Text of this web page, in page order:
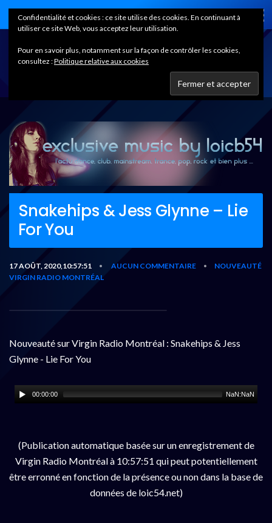
Home
Snakehips & Jess Glynne – Lie
For You
17 AOÛT, 2020,10:57:51 • AUCUN COMMENTAIRE •
NOUVEAUTÉ
VIRGIN RADIO MONTRÉAL
Nouveauté sur Virgin Radio Montréal : Snakehips & Jess
Glynne - Lie For You
00:00:00 NaN:NaN
(Publication automatique basée sur un enregistrement de
Virgin Radio Montréal à 10:57:51 qui peut potentiellement
être erronné en fonction de la présence ou non dans la base de
données de loic54.net)
Confidentialité et cookies : ce site utilise des cookies. En continuant à
utiliser ce site Web, vous acceptez leur utilisation.
Pour en savoir plus, notamment sur la façon de contrôler les cookies,
consultez :Politique relative aux cookies